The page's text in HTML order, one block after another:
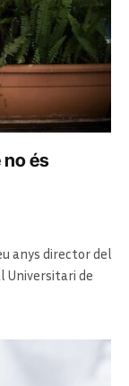
és
anys director del
Universitari de